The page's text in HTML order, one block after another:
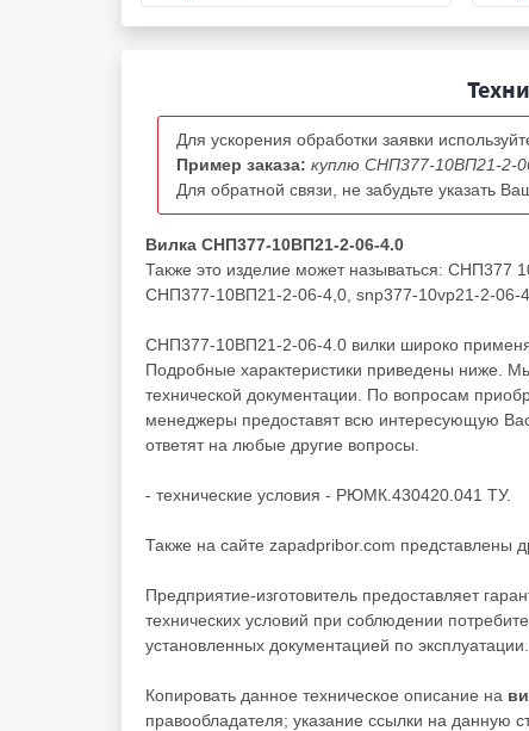
Для ускорения обработки заявки
Пример заказа: куплю СНП377-10ВП21-2-
Для обратной связи, не забудьте указать
Вилка СНП377-10ВП21-2-06-4.0
Также это изделие может называться:
СНП377-10ВП21-2-06-4,0, snp377-10vp21-2-06-
СНП377-10ВП21-2-06-4.0 вилки широко
Подробные характеристики приведены ниже.
технической документации. По вопросам
менеджеры предоставят всю интересующую
ответят на любые другие вопросы.
- технические условия - РЮМК.430420.041 ТУ.
Также на сайте zapadpribor.com представлены
Предприятие-изготовитель предоставляет
технических условий при соблюдении
установленных документацией по эксплуатации.
Копировать данное техническое описание на
правообладателя; указание ссылки на данную